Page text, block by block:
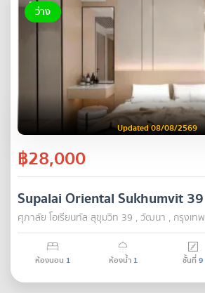
ว่าง
Updated 08/08/2569
฿28,000
Supalai Oriental Sukhumvit 39
ศุภาลัย โอเรียนทัล สุขุมวิท 39 , วัฒนา , กรุงเทพ
ห้องนอน 1 ห้องน้ำ 1 ชั้นที่9